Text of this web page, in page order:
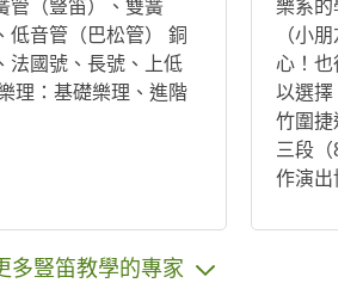
管（豎笛）、雙簧
低音管（巴松管） 銅
法國號、長號、上低
理：基礎樂理、進階
樂系的學
（小朋
心！也很
以選擇：
竹圍捷運
三段（
作演出協
優惠的價
多豎笛教學的專家